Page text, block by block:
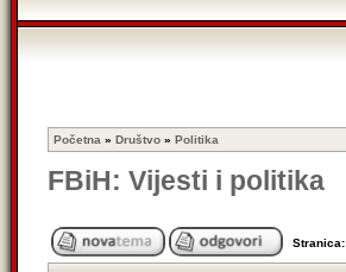
Početna » Društvo » Politika
FBiH: Vijesti i politika
Stranica: